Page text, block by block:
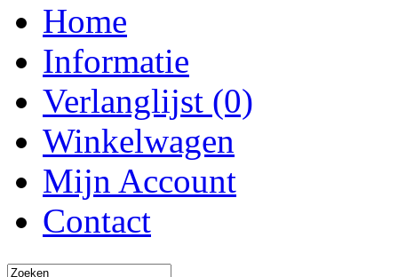
Home
Informatie
Verlanglijst (0)
Winkelwagen
Mijn Account
Contact